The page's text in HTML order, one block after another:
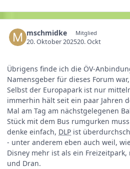
mschmidke Mitglied
20. Oktober 202520. Ockt
Übrigens finde ich die ÖV-
Namensgeber für dieses Forum
Selbst der Europapark ist nur
immerhin hält seit ein paar Jahren
Mal am Tag am nächstgelegenen
Stück mit dem Bus rumgurken
denke einfach, DLP ist
- unter anderem eben auch weil,
Disney mehr ist als ein
und Dran.